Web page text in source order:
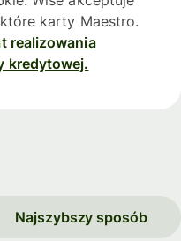
karty Maestro.
realizowania
kredytowej.
Najszybszy sposób